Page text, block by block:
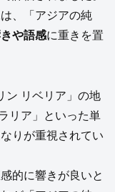
、「アジアの純
や語感に重きを置
ン リベリア」の地
リア」といった単
りが重視されてい
的に響きが良いと